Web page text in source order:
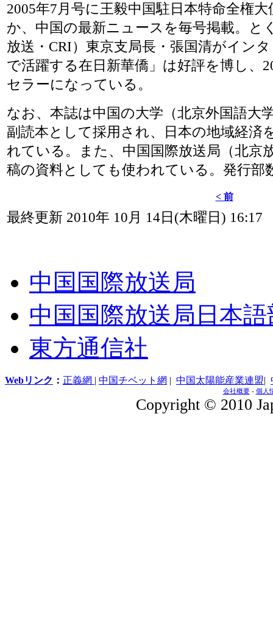
2005年7月号に王毅中国駐日本特命全権
か、中国の最新ニュースを毎号掲載。と
放送・CRI）東京支局長・張国清がイン
で活躍する在日新華僑」は好評を博し、
セラーになっている。
なお、本誌は中国の大学（北京外国語大
副読本として採用され、日本の地域経済
れている。また、中国国際放送局（北京
稿の資料としても使われている。発行部
< 前
最終更新 2010年 10月 14日(木曜日) 16:17
中国国際放送局
中国国際放送局日本語
東方通信社
Webリンク ： 正義網 | 中国チベット網 | 中国太陽能産業連盟|
会社概要- 個人
Copyright © 2010